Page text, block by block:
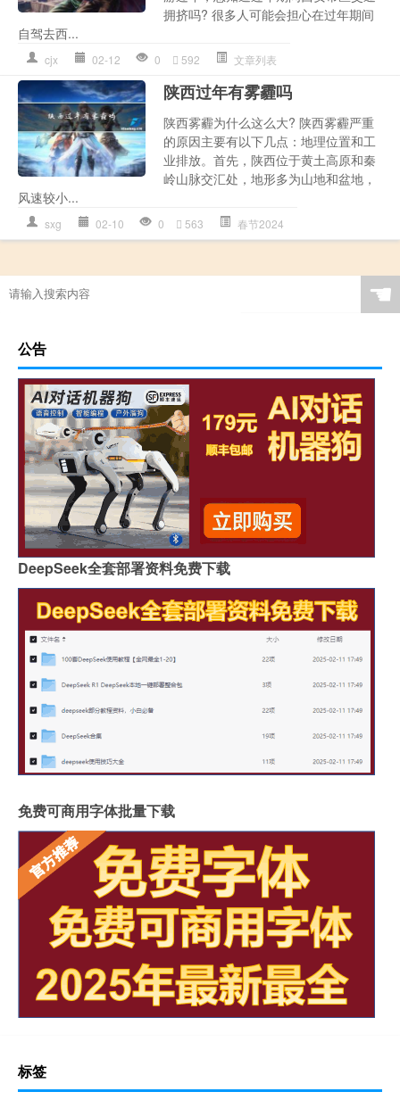
拥挤吗? 很多人可能会担心在过年期间
自驾去西...
cjx 02-12 0 592 文章列表
陕西过年有雾霾吗
陕西雾霾为什么这么大? 陕西雾霾严重
的原因主要有以下几点：地理位置和工
业排放。首先，陕西位于黄土高原和秦
岭山脉交汇处，地形多为山地和盆地，
风速较小...
sxg 02-10 0 563 春节2024
☚
公告
DeepSeek全套部署资料免费下载
免费可商用字体批量下载
标签